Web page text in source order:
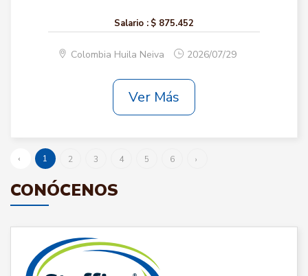
Salario : $ 875.452
Colombia Huila Neiva 2026/07/29
Ver Más
‹ 1 2 3 4 5 6 ›
CONÓCENOS